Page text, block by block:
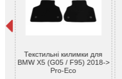
Текстильні килимки для
BMW X5 (G05 / F95) 2018->
Pro-Eco